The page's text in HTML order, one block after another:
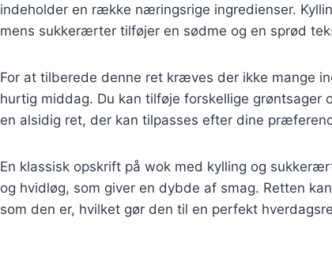
indeholder en række næringsrige ingredienser.
mens sukkerærter tilføjer en sødme og en sprød
For at tilberede denne ret kræves der ikke mange
hurtig middag. Du kan tilføje forskellige grøntsager
en alsidig ret, der kan tilpasses efter dine
En klassisk opskrift på wok med kylling og
og hvidløg, som giver en dybde af smag. Retten
som den er, hvilket gør den til en perfekt